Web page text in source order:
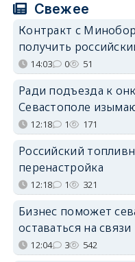
Свежее
Контракт с
получить
14:03 0 51
Ради подъезда к
Севастополе
12:18 1 171
Российский
перенастройка
12:18 1 321
Бизнес поможет
оставаться на связи
12:04 3 542